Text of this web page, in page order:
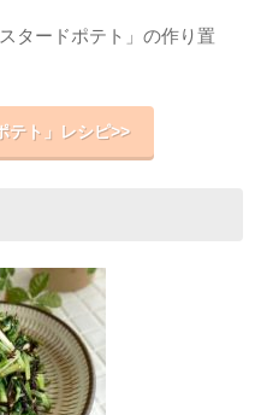
タードポテト」の作り置
テト」レシピ>>